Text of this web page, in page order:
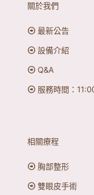
關於我們
最新公告
設備介紹
Q&A
服務時間：
相關療程
胸部整形
雙眼皮手術